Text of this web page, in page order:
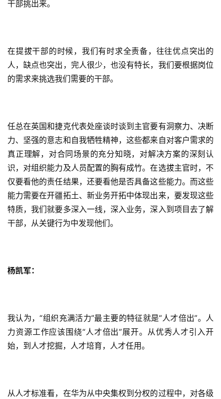
干部挑出来。
在提拔干部的时候，我们有时求全责备，往往优点突出的
人，缺点也突出，完人很少，也没有特长，我们要根据岗位
的需求来挑选我们需要的干部。
任总在英国和捷克代表处座谈时谈到主官要有洞察力、决断
力、坚强的意志和自我牺牲精神，这些都来自对客户需求的
真正理解，对合同场景的充分知晓，对解决方案的深刻认
识，对组织能力及人员配置的胸有成竹。在选拔主官时，不
仅要看他的责任结果，还要看他是否具备这些能力。而这些
能力需要在开疆拓土、新业务开拓中体现出来，要发现这些
特质，我们就要多深入一线，深入业务，深入到项目去了解
干部，从关键行为中发现他们。
杨凯军：
我认为，“组织充满活力”最主要的特征就是“人才倍出”。人
力资源工作应该围绕“人才倍出”展开。从优秀人才引入开
始，到人才挖掘，人才培育，人才任用。
从人才标准看，在华为从中央集权到分权的过程中，对各级